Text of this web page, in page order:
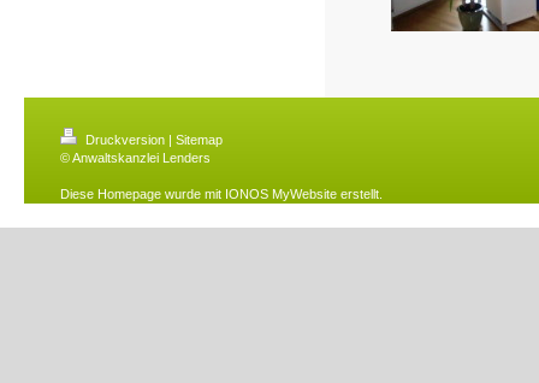
Druckversion | Sitemap
© Anwaltskanzlei Lenders
Diese Homepage wurde mit IONOS MyWebsite erstellt.